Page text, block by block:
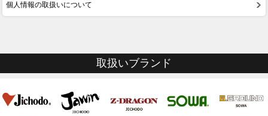
個人情報の取扱いについて
取扱いブランド